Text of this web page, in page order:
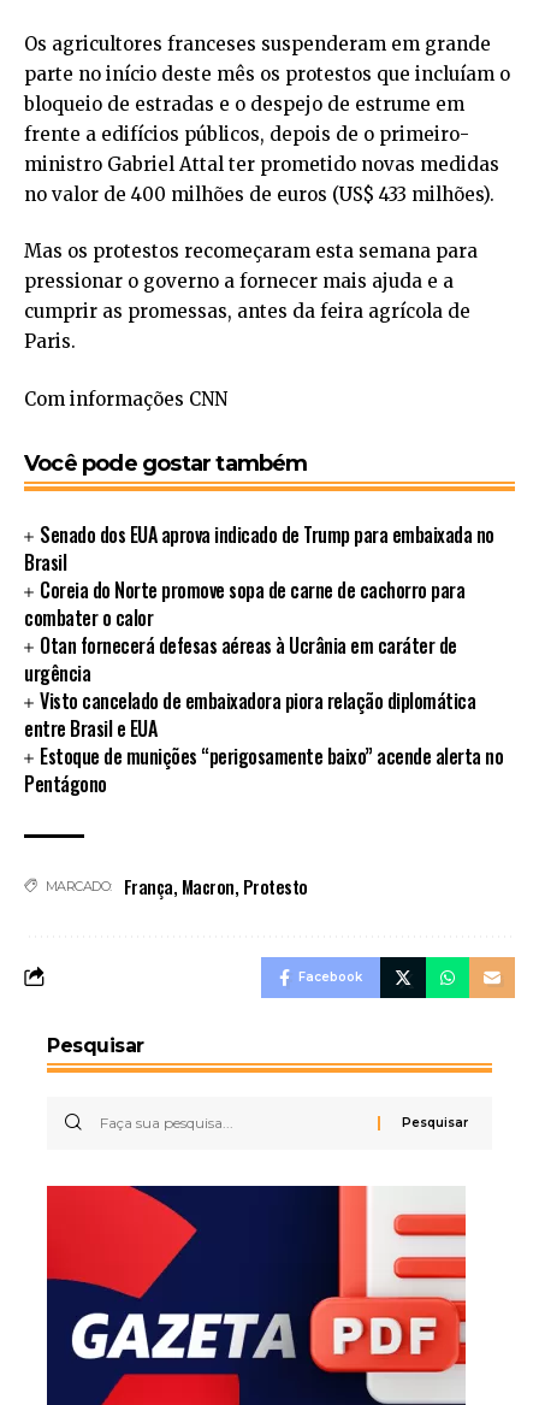
Os agricultores franceses suspenderam em grande
parte no início deste mês os protestos que incluíam o
bloqueio de estradas e o despejo de estrume em
frente a edifícios públicos, depois de o primeiro-
ministro Gabriel Attal ter prometido novas medidas
no valor de 400 milhões de euros (US$ 433 milhões).
Mas os protestos recomeçaram esta semana para
pressionar o governo a fornecer mais ajuda e a
cumprir as promessas, antes da feira agrícola de
Paris.
Com informações CNN
Você pode gostar também
Senado dos EUA aprova indicado de Trump para embaixada no
Brasil
Coreia do Norte promove sopa de carne de cachorro para
combater o calor
Otan fornecerá defesas aéreas à Ucrânia em caráter de
urgência
Visto cancelado de embaixadora piora relação diplomática
entre Brasil e EUA
Estoque de munições “perigosamente baixo” acende alerta no
Pentágono
MARCADO: França, Macron, Protesto
Facebook
Pesquisar